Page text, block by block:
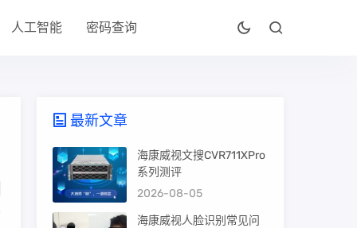
人工智能 密码查询
最新文章
海康威视文搜CVR711XPro
系列测评
2026-08-05
海康威视人脸识别常见问